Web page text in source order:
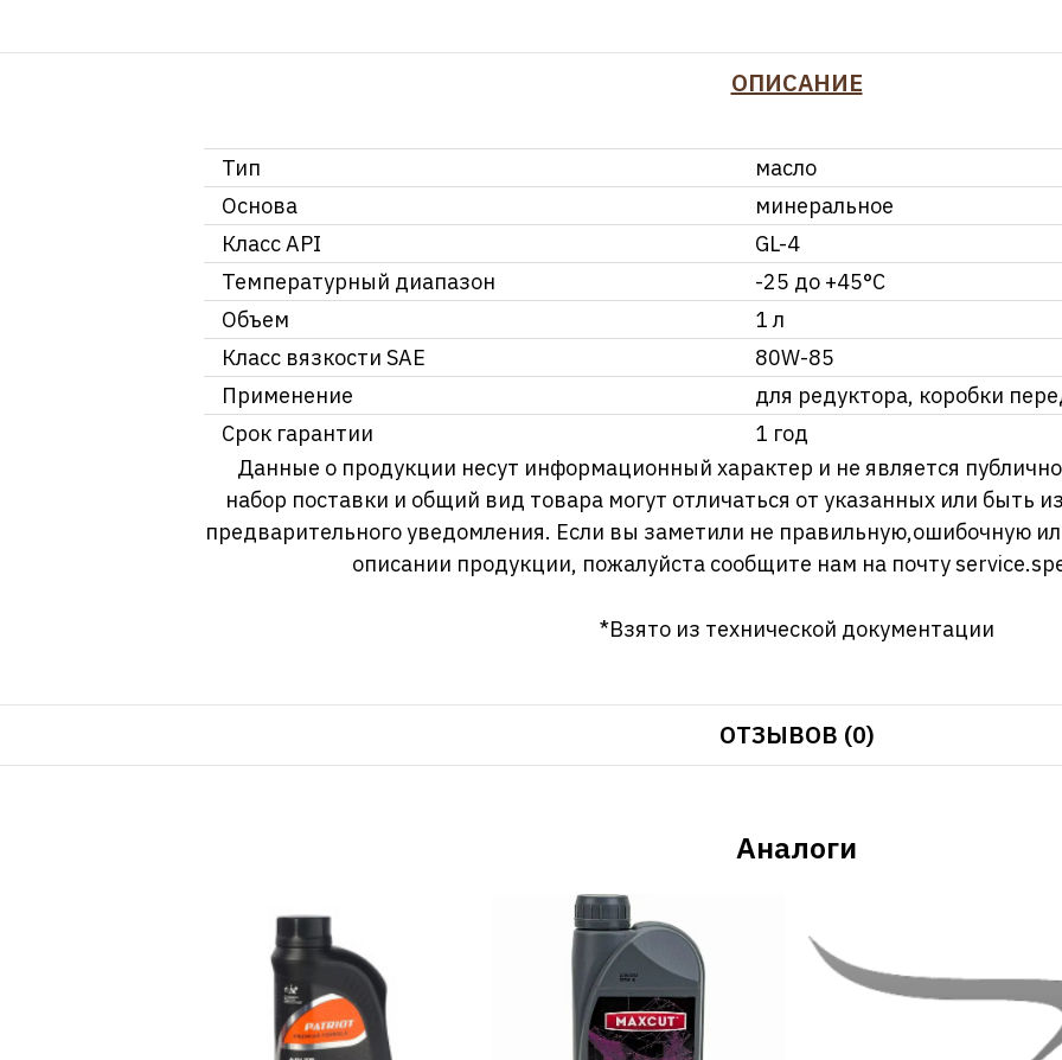
ОПИСАНИЕ
Тип
масло
Основа
минеральное
Класс API
GL-4
Температурный диапазон
-25 до +45°С
Объем
1 л
Класс вязкости SAE
80W-85
Применение
для редуктора, коробки
Срок гарантии
1 год
Данные о продукции несут информационный характер и не является
набор поставки и общий вид товара могут отличаться от указанных или быть
предварительного уведомления. Если вы заметили не правильную,ошибочную
описании продукции, пожалуйста сообщите нам на почту
*Взято из технической документации
ОТЗЫВОВ (0)
Аналоги